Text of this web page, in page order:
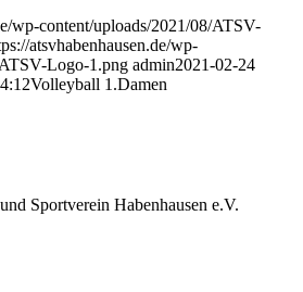
wp-content/uploads/2021/08/ATSV-
atsvhabenhausen.de/wp-
Logo-1.png admin2021-02-24
Volleyball 1.Damen
Sportverein Habenhausen e.V.